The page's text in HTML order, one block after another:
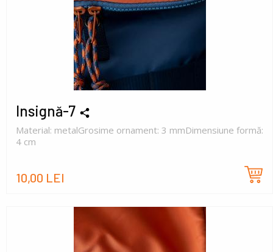
Insignă-7
Material: metalGrosime ornament: 3 mmDimensiune formă:
4 cm
10,00 LEI